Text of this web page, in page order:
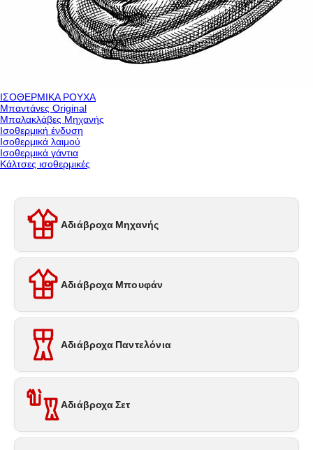
ΙΣΟΘΕΡΜΙΚΑ ΡΟΥΧΑ
Μπαντάνες Original
Μπαλακλάβες Μηχανής
Ισοθερμική ένδυση
Ισοθερμικά λαιμού
Ισοθερμικά γάντια
Κάλτσες ισοθερμικές
Αδιάβροχα Μηχανής
Αδιάβροχα Μπουφάν
Αδιάβροχα Παντελόνια
Αδιάβροχα Σετ